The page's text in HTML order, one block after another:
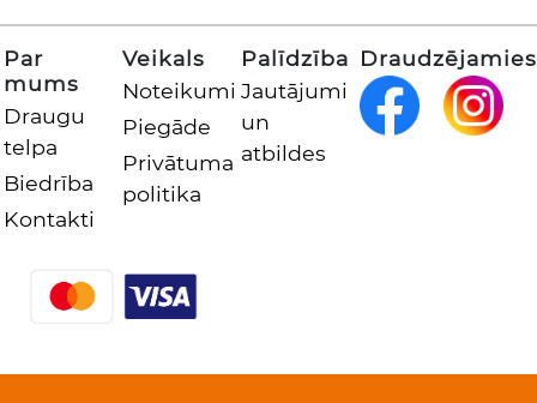
Par
mums
Draugu
telpa
Biedrība
Kontakti
Veikals
Noteikumi
Piegāde
Privātuma
politika
Palīdzība
Jautājumi
un
atbildes
Draudzējamies